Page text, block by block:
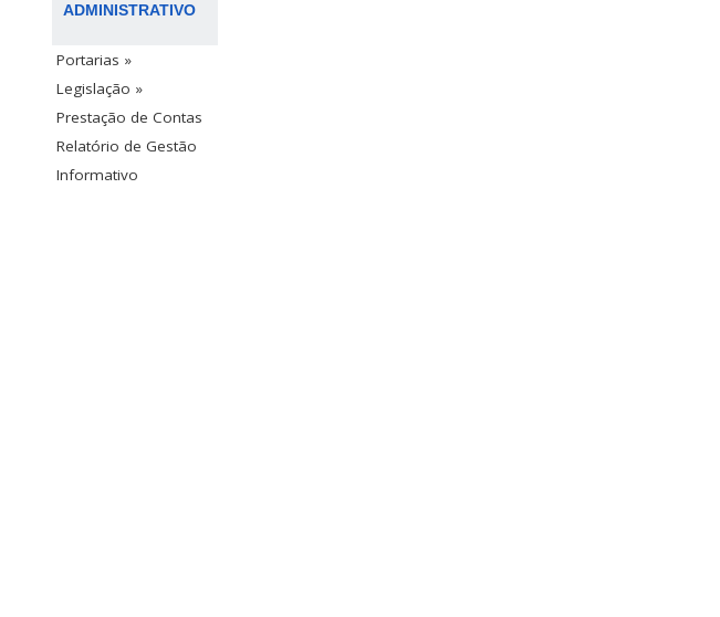
ADMINISTRATIVO
Portarias »
Legislação »
Prestação de Contas
Relatório de Gestão
Informativo